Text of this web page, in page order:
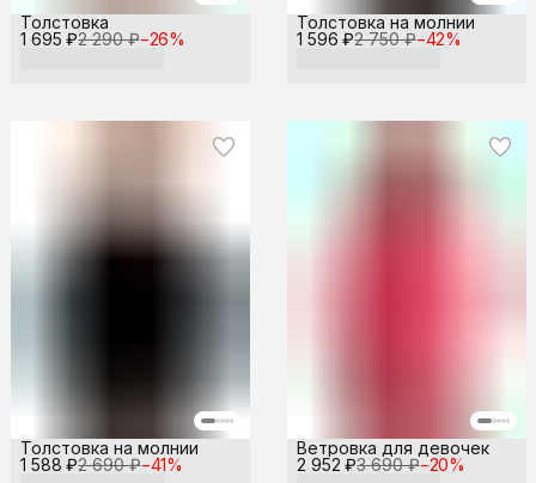
1 695 ₽2 290 ₽−26%
Толстовка
1 596 ₽2 750 ₽−42%
Толстовка на молнии
1 588 ₽2 690 ₽−41%
Толстовка на молнии
2 952 ₽3 690 ₽−20%
Ветровка для девочек